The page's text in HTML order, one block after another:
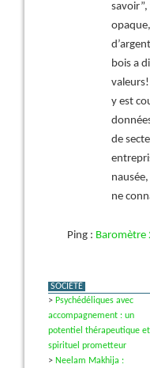
savoir”,
bois a
y est
de
ne
Ping :
SOCIÉTÉ
> Psychédéliques avec
accompagnement : un
potentiel thérapeutique et
spirituel prometteur
> Neelam Makhija :